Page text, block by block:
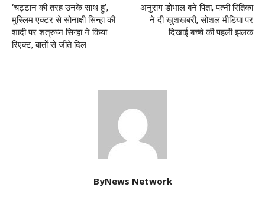
‘चट्टान की तरह उनके साथ हूं’,
मुस्लिम एक्टर से सोनाक्षी सिन्हा की
शादी पर शत्रुघ्न सिन्हा ने किया
रिएक्ट, बातों से जीते दिल
अनुराग डोभाल बने पिता, पत्नी रितिका
ने दी खुशखबरी, सोशल मीडिया पर
दिखाई बच्चे की पहली झलक
ByNews Network